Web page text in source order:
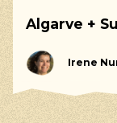
Algarve +
Irene